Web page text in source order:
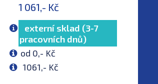
1 061,- Kč
externí sklad (3-7
pracovních dnů)
od 0,- Kč
1061,- Kč